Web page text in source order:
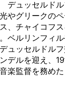
デュッセルド
やグリークの
、チャイコフ
ベルリンフィ
デュッセルドル
デルを迎え、
楽監督を務め